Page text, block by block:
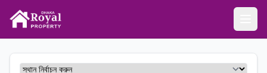
ঢাকা রয়েল প্রপার্টি